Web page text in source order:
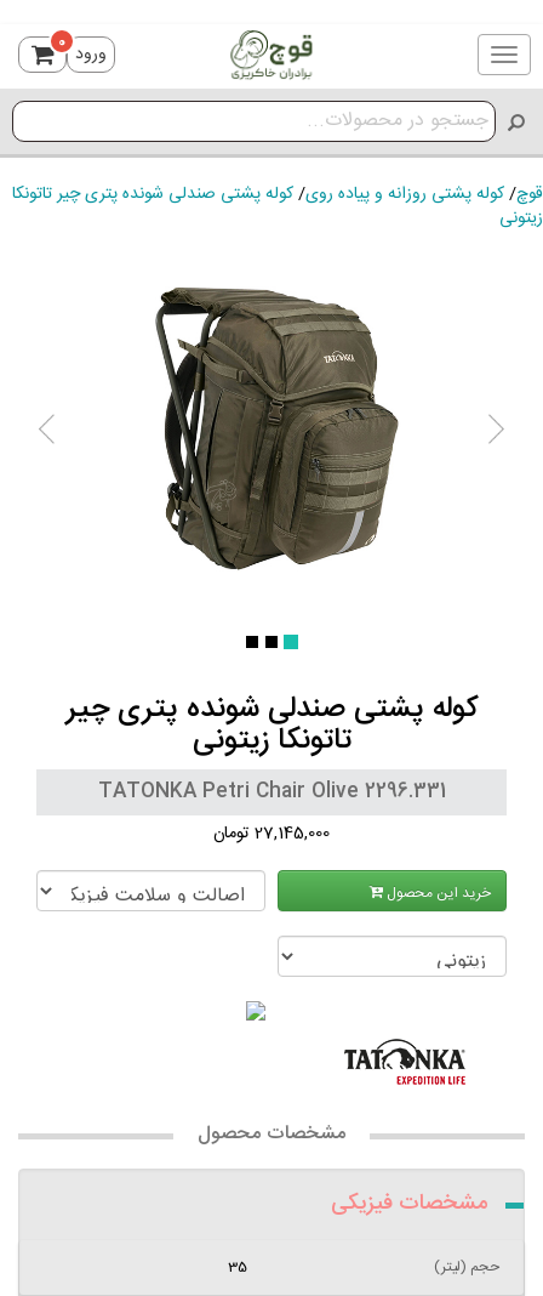
Toggle
navigation
ورود 0
قوچ/کوله پشتی روزانه و پیاده روی/کوله پشتی صندلی شونده پتری چیر تاتونکا
زیتونی
کوله پشتی صندلی شونده پتری چیر
تاتونکا زیتونی
TATONKA Petri Chair Olive 2296.331
27,145,000 تومان
خرید این محصول
مشخصات محصول
مشخصات فیزیکی
حجم (لیتر) 35